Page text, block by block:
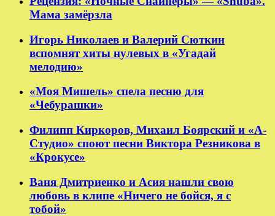
Мама замёрзла
Игорь Николаев и Валерий Сюткин
вспомнят хиты нулевых в «Угадай
мелодию»
«Моя Мишель» спела песню для
«Чебурашки»
Филипп Киркоров, Михаил Боярский и «А-
Студио» споют песни Виктора Резникова в
«Крокусе»
Ваня Дмитриенко и Асия нашли свою
любовь в клипе «Ничего не бойся, я с
тобой»